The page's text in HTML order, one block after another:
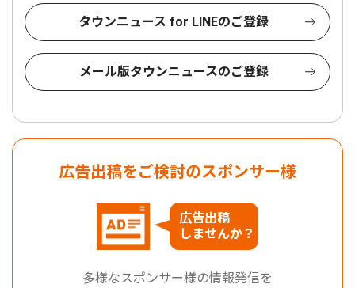
タウンニュース for LINEのご登録
メール版タウンニュースのご登録
広告出稿をご検討のスポンサー様
広告出稿
しませんか？
多様なスポンサー様の情報発信を